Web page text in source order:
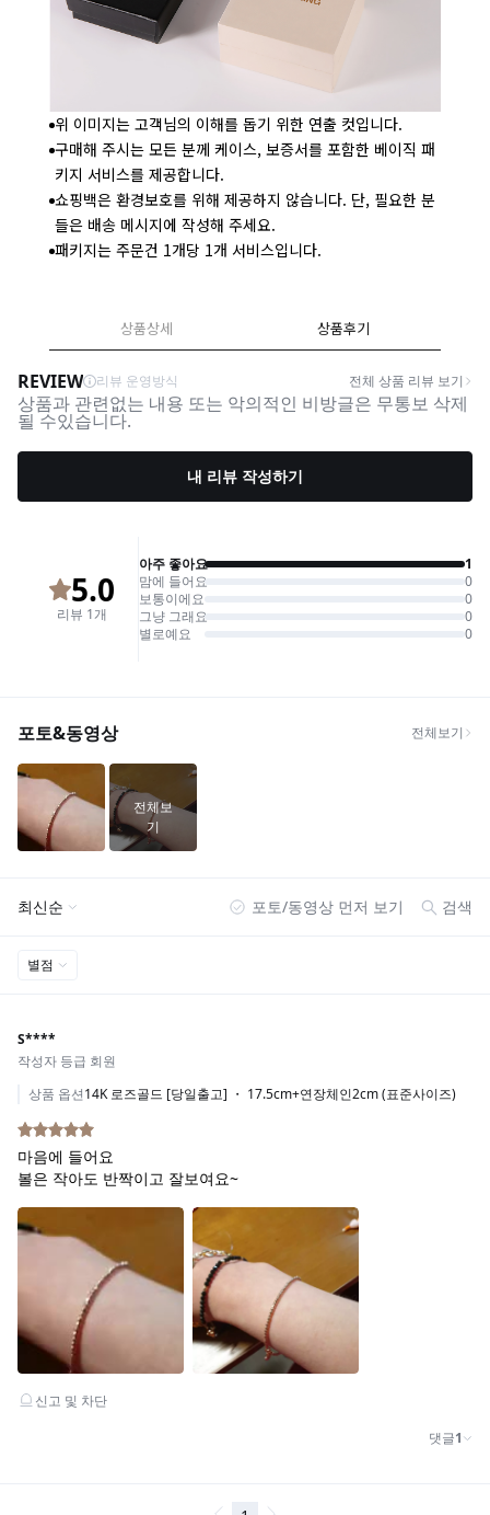
위 이미지는 고객님의 이해를 돕기 위한 연출 컷입니다.
구매해 주시는 모든 분께 케이스, 보증서를 포함한 베이직 패
키지 서비스를 제공합니다.
쇼핑백은 환경보호를 위해 제공하지 않습니다. 단, 필요한 분
들은 배송 메시지에 작성해 주세요.
패키지는 주문건 1개당 1개 서비스입니다.
상품상세 상품후기